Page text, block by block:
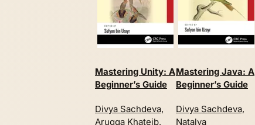
Mastering Unity: A
Beginner’s Guide
Divya Sachdeva,
Aruqqa Khateib,
Mastering Java: A
Beginner’s Guide
Divya Sachdeva,
Natalya